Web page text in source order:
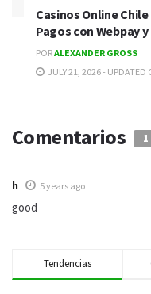
Casinos Online Chile
Pagos con Webpay
PORALEXANDER GROSS
JULY 21, 2026 - UPDATED
Comentarios 1
h 5 years ago
good
Tendencias